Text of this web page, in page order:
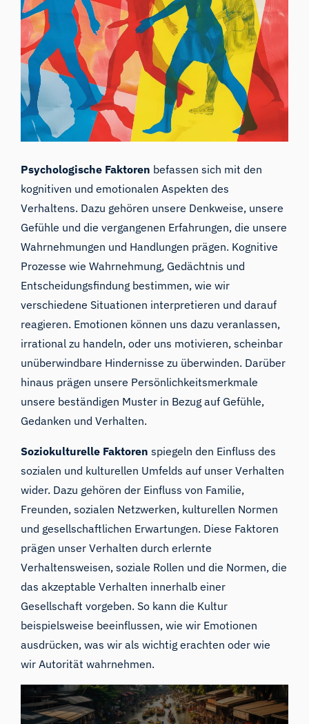
Psychologische Faktoren befassen sich mit den
kognitiven und emotionalen Aspekten des
Verhaltens. Dazu gehören unsere Denkweise, unsere
Gefühle und die vergangenen Erfahrungen, die unsere
Wahrnehmungen und Handlungen prägen. Kognitive
Prozesse wie Wahrnehmung, Gedächtnis und
Entscheidungsfindung bestimmen, wie wir
verschiedene Situationen interpretieren und darauf
reagieren. Emotionen können uns dazu veranlassen,
irrational zu handeln, oder uns motivieren, scheinbar
unüberwindbare Hindernisse zu überwinden. Darüber
hinaus prägen unsere Persönlichkeitsmerkmale
unsere beständigen Muster in Bezug auf Gefühle,
Gedanken und Verhalten.
Soziokulturelle Faktoren spiegeln den Einfluss des
sozialen und kulturellen Umfelds auf unser Verhalten
wider. Dazu gehören der Einfluss von Familie,
Freunden, sozialen Netzwerken, kulturellen Normen
und gesellschaftlichen Erwartungen. Diese Faktoren
prägen unser Verhalten durch erlernte
Verhaltensweisen, soziale Rollen und die Normen, die
das akzeptable Verhalten innerhalb einer
Gesellschaft vorgeben. So kann die Kultur
beispielsweise beeinflussen, wie wir Emotionen
ausdrücken, was wir als wichtig erachten oder wie
wir Autorität wahrnehmen.